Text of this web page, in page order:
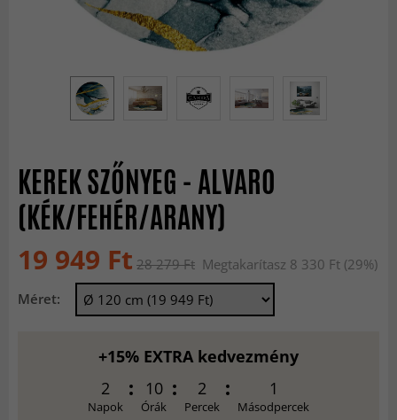
KEREK SZŐNYEG - ALVARO
(KÉK/FEHÉR/ARANY)
19 949 Ft 28 279 Ft Megtakarítasz 8 330 Ft (29%)
Méret:
+15% EXTRA kedvezmény
2
Napok
10
Órák
1
Percek
59
Másodpercek